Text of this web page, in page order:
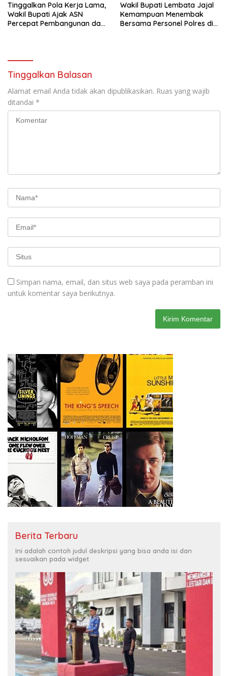
Tinggalkan Pola Kerja Lama,
Wakil Bupati Ajak ASN
Percepat Pembangunan dan
Wakil Bupati Lembata Jajal
Kemampuan Menembak
Bersama Personel Polres di
Tinggalkan Balasan
Alamat email Anda tidak akan dipublikasikan. Ruas yang wajib
ditandai *
Simpan nama, email, dan situs web saya pada peramban ini
untuk komentar saya berikutnya.
Berita Terbaru
Ini adalah contoh judul deskripsi yang bisa anda isi dan
sesuaikan pada widget